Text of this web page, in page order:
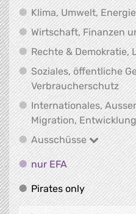
Klima, Umwelt,
Wirtschaft, Finanzen
Rechte & Demokratie,
Soziales, öffentliche
Verbraucherschutz
Internationales,
Migration, Entwicklung
Ausschüsse
Ausschüsse
nur EFAnur EFA
Pirates onlyPirates